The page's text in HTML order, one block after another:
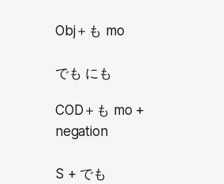
Obj＋も mo
でも にも
COD＋も mo +
negation
S + でも